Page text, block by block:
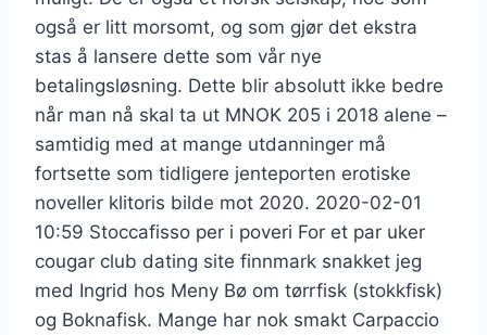
også er litt morsomt, og som gjør det ekstra
stas å lansere dette som vår nye
betalingsløsning. Dette blir absolutt ikke bedre
når man nå skal ta ut MNOK 205 i 2018 alene –
samtidig med at mange utdanninger må
fortsette som tidligere jenteporten erotiske
noveller klitoris bilde mot 2020. 2020-02-01
10:59 Stoccafisso per i poveri For et par uker
cougar club dating site finnmark snakket jeg
med Ingrid hos Meny Bø om tørrfisk (stokkfisk)
og Boknafisk. Mange har nok smakt Carpaccio